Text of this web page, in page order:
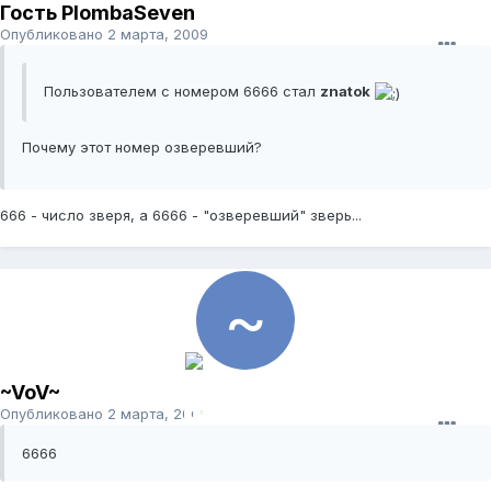
Гость PlombaSeven
Опубликовано 2 марта, 2009
Пользователем с номером 6666 стал znatok
Почему этот номер озверевший?
666 - число зверя, а 6666 - "озверевший" зверь...
~VoV~
Опубликовано 2 марта, 2009
6666